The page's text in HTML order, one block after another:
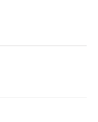
via X -
via
nieuwsbericht
dit